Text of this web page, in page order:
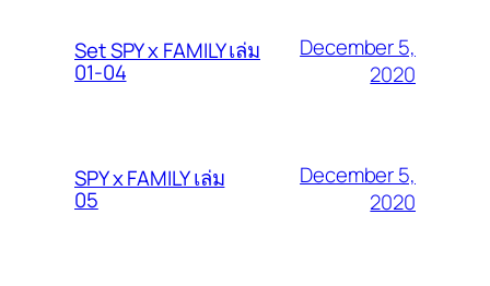
Set SPY x FAMILY เล่ม
01-04
December 5,
2020
SPY x FAMILY เล่ม
05
December 5,
2020